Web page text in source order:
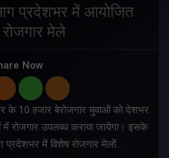
प्रदेशभर में आयोजित
मेले
Now
के 10 हजार बेरोजगार युवाओं को देशभर
में रोजगार उपलब्ध कराया जायेगा। इसके
प्रदेशभर में विशेष रोजगार मेलों…